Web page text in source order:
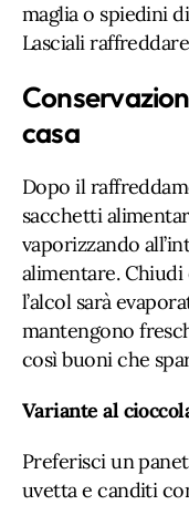
maglia o spiedini
Lasciali
casa
Dopo il
sacchetti
vaporizzando
alimentare.
l’alcol sarà
mantengono
così buoni che
Variante al
Preferisci un
uvetta e canditi